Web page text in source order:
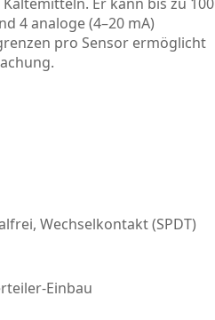
4 analoge (4–20 mA)
pro Sensor ermöglicht
Wechselkontakt (SPDT)
Einbau